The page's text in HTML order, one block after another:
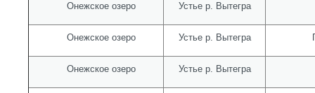
Онежское озеро Устье р. Вытегра
Онежское озеро Устье р. Вытегра
Онежское озеро Устье р. Вытегра